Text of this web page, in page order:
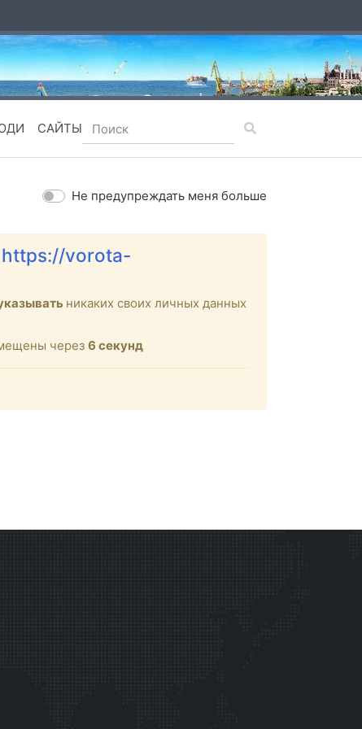
САЙТЫ
Не предупреждать меня больше
https://vorota-
никаких своих личных данных
через 6 секунд